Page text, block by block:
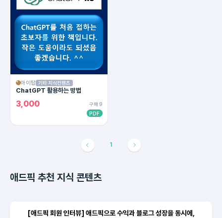
아이탑 기타 지식컨텐츠
ChatGPT 활용하는 방법
3,000
구매 9
PDF
1
애드픽 추천 지식 콘텐츠
[애드픽 회원 인터뷰] 애드픽으로 수익과 블로그 성장을 동시에,